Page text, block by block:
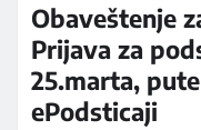
Obaveštenje
Prijava za
25.marta,
ePodsticaji